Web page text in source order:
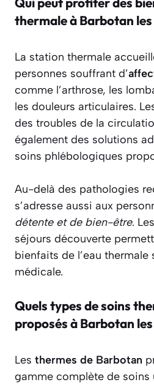
thermale à Barbotan
La station thermale
personnes souffrant d’
comme l’arthrose, les
les douleurs articulaires.
des troubles de la
également des solutions
soins phlébologiques
Au-delà des pathologies
s’adresse aussi aux
détente et de bien-être.
séjours découverte
bienfaits de l’eau
médicale.
Quels types de soins
proposés à Barbotan
Les thermes de Barbotan
gamme complète de soins